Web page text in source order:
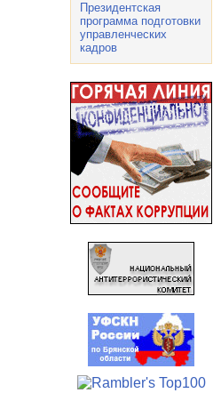
Президентская
программа подготовки
управленческих
кадров